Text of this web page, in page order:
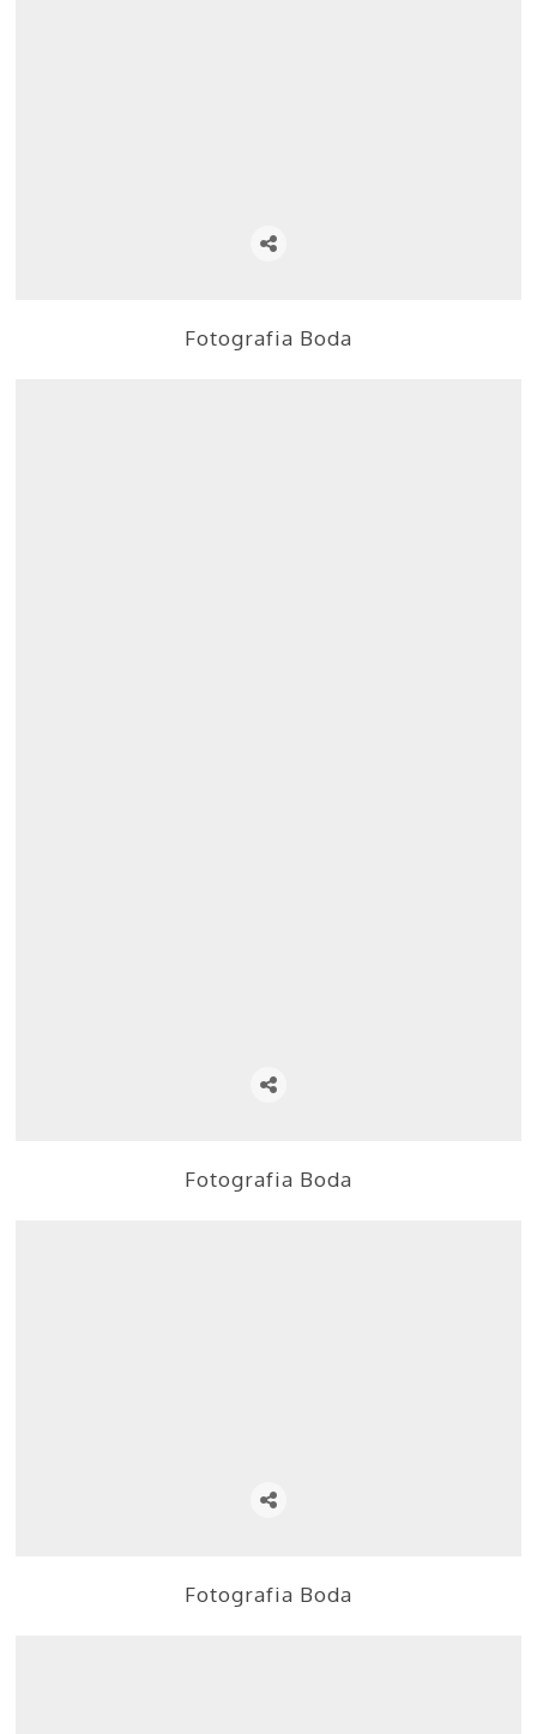
Fotografia Boda
Fotografia Boda
Fotografia Boda